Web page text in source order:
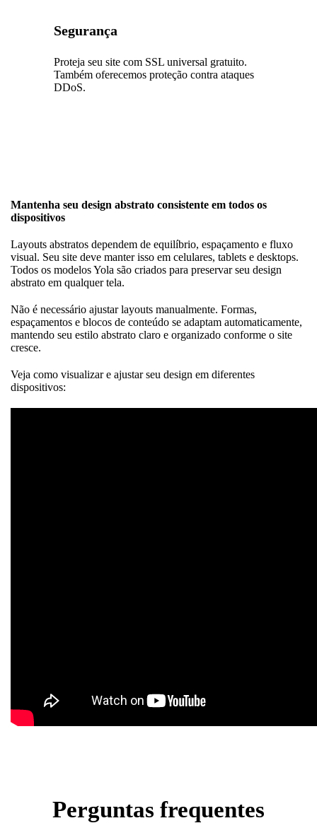
Segurança
Proteja seu site com SSL universal gratuito.
Também oferecemos proteção contra ataques
DDoS.
Mantenha seu design abstrato consistente em todos os
dispositivos
Layouts abstratos dependem de equilíbrio, espaçamento e fluxo
visual. Seu site deve manter isso em celulares, tablets e desktops.
Todos os modelos Yola são criados para preservar seu design
abstrato em qualquer tela.
Não é necessário ajustar layouts manualmente. Formas,
espaçamentos e blocos de conteúdo se adaptam automaticamente,
mantendo seu estilo abstrato claro e organizado conforme o site
cresce.
Veja como visualizar e ajustar seu design em diferentes
dispositivos:
Perguntas frequentes